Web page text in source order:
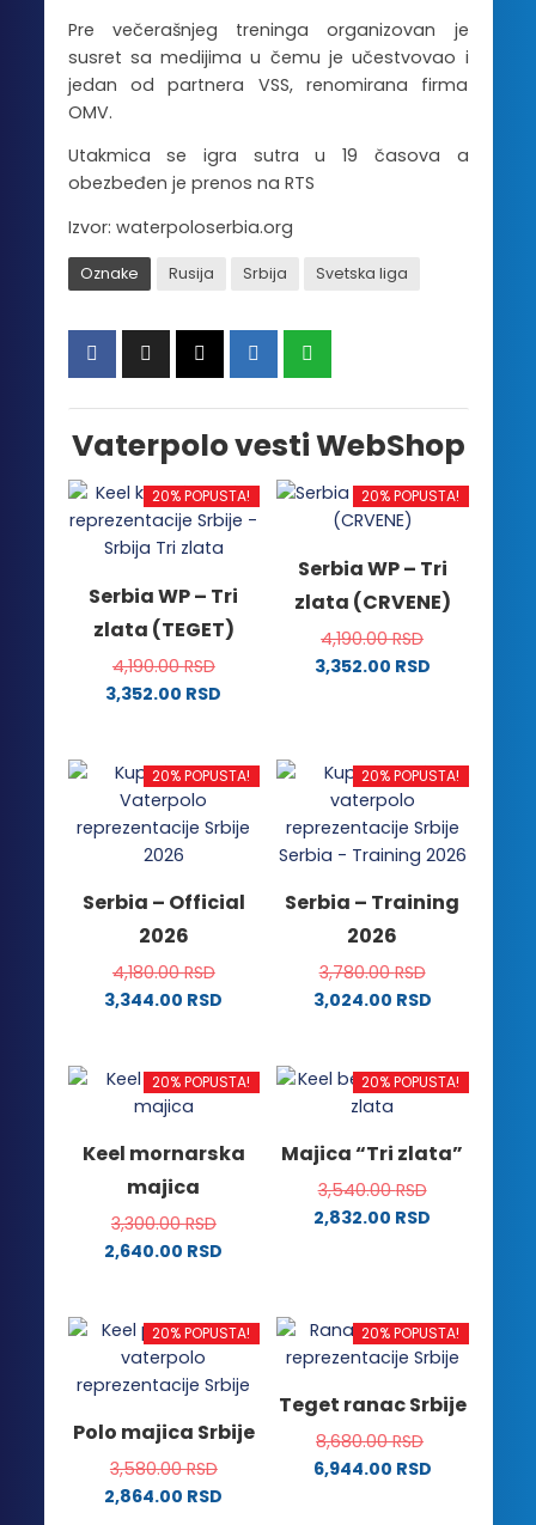
Pre večerašnjeg treninga organizovan je
susret sa medijima u čemu je učestvovao i
jedan od partnera VSS, renomirana firma
OMV.
Utakmica se igra sutra u 19 časova a
obezbeđen je prenos na RTS
Izvor: waterpoloserbia.org
Oznake Rusija Srbija Svetska liga
Vaterpolo vesti WebShop
20% POPUSTA!
Serbia WP – Tri
zlata (TEGET)
4,190.00RSD
3,352.00 RSD
ima
više
varijanti.
Opcije
biti
izabrane
na
stranici
20% POPUSTA!
Serbia WP – Tri
zlata (CRVENE)
4,190.00RSD
3,352.00 RSD
više
varijanti.
Opcije
mogu
izabrane
na
stranici
proizvoda.
20% POPUSTA!
Serbia – Official
2026
4,180.00RSD
3,344.00 RSD
ima
više
Opcije
mogu
biti
izabrane
proizvoda.
20% POPUSTA!
Serbia – Training
2026
3,780.00RSD
3,024.00 RSD
ima
više
Opcije
mogu
biti
proizvoda.
20% POPUSTA!
Keel mornarska
majica
3,300.00RSD
2,640.00 RSD
ima
više
varijanti.
mogu
biti
izabrane
20% POPUSTA!
Majica “Tri zlata”
3,540.00RSD
2,832.00 RSD
više
varijanti.
mogu
biti
izabrane
20% POPUSTA!
Polo majica Srbije
3,580.00RSD
2,864.00 RSD
20% POPUSTA!
Teget ranac Srbije
8,680.00RSD
6,944.00 RSD